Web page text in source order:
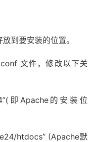
到要安装的位置。
文件，修改以下关
即Apache的安装位
htdocs” (Apache默